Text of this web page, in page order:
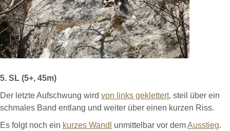
5. SL (5+, 45m)
Der letzte Aufschwung wird von links geklettert, steil über ein
schmales Band entlang und weiter über einen kurzen Riss.
Es folgt noch ein kurzes Wandl unmittelbar vor demAusstieg.